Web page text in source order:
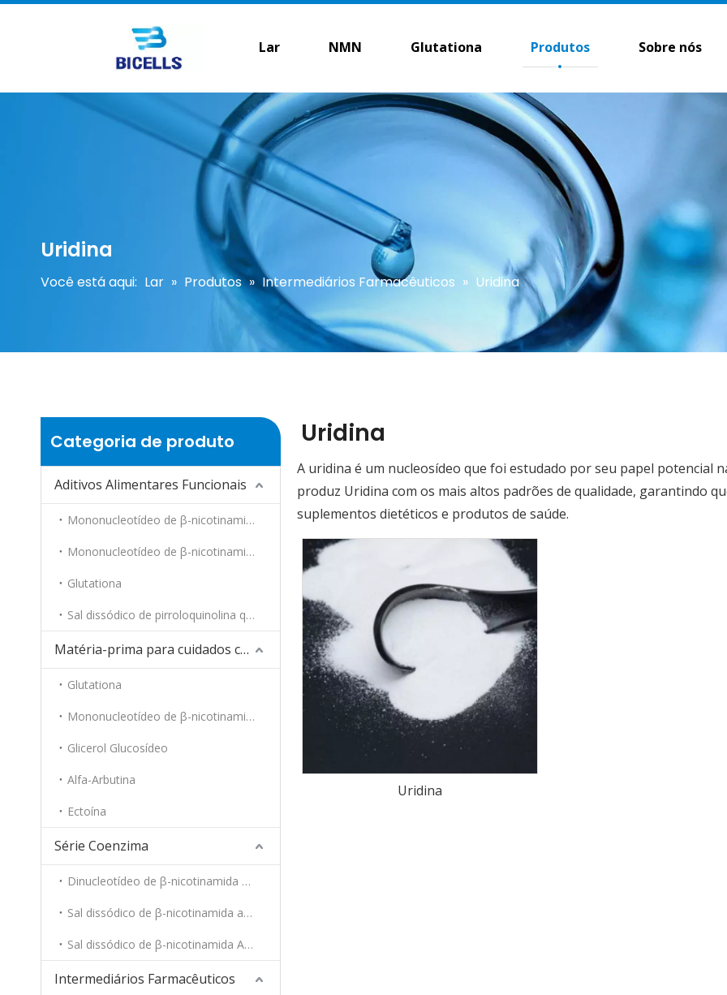
Lar NMN Glutationa Produtos Sobre nós
Uridina
Você está aqui: Lar » Produtos » Intermediários Farmacêuticos » Uridina
Categoria de produto
Aditivos Alimentares Funcionais
Mononucleotídeo de β-nicotinamida
Mononucleotídeo de β-nicotinamida, forma reduzida
Glutationa
Sal dissódico de pirroloquinolina quinona
Matéria-prima para cuidados com a pele
Glutationa
Mononucleotídeo de β-nicotinamida
Glicerol Glucosídeo
Alfa-Arbutina
Ectoína
Série Coenzima
Dinucleotídeo de β-nicotinamida adenina
Sal dissódico de β-nicotinamida adenina dinucleotídeo, forma reduzida
Sal dissódico de β-nicotinamida Adenina Dinuleo Tide Fosfato
Intermediários Farmacêuticos
Uridina
A uridina é um nucleosídeo que foi estudado por seu papel potencial
produz Uridina com os mais altos padrões de qualidade, garantindo
suplementos dietéticos e produtos de saúde.
Uridina